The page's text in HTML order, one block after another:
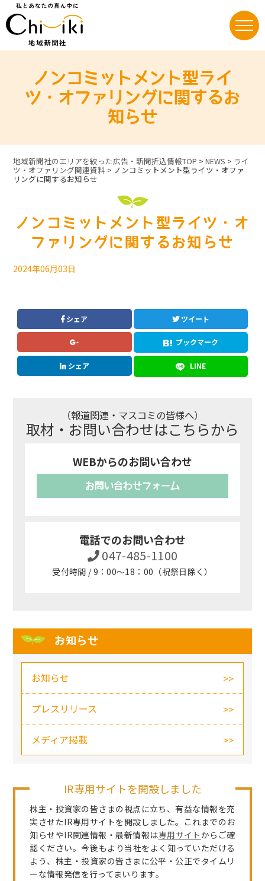
ノンコミットメント型ライ
ツ・オファリングに関するお
知らせ
地域新聞社のエリアを絞った広告・新聞折込情報TOP >NEWS > ライ
ツ・オファリング関連資料 > ノンコミットメント型ライツ・オファ
リングに関するお知らせ
ノンコミットメント型ライツ・オ
ファリングに関するお知らせ
2024年06月03日
シェア ツイート
ブックマーク
シェア LINE
（報道関連・マスコミの皆様へ）
取材・お問い合わせはこちらから
WEBからのお問い合わせ
お問い合わせフォーム
電話でのお問い合わせ
047-485-1100
受付時間 / 9：00～18：00（祝祭日除く）
お知らせ
お知らせ
プレスリリース
メディア掲載
IR専用サイトを開設しました
株主・投資家の皆さまの視点に立ち、有益な情報を充
実させたIR専用サイトを開設しました。これまでのお
知らせやIR関連情報・最新情報は専用サイトからご確
認ください。今後もより当社をよく知っていただける
よう、株主・投資家の皆さまに公平・公正でタイムリ
ーな情報発信を行ってまいります。